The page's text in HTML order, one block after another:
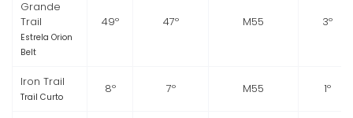
Grande
Trail
Estrela Orion
Belt
49º 47º M55 3º
Iron Trail
Trail Curto
8º 7º M55 1º